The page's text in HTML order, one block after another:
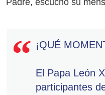
Padre, escuchó su
¡QUÉ
El Papa León
participantes